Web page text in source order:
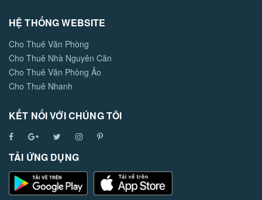
HỆ THỐNG WEBSITE
Cho Thuê Văn Phòng
Cho Thuê Nhà Nguyên Căn
Cho Thuê Văn Phòng Ảo
Cho Thuê Nhanh
KẾT NỐI VỚI CHÚNG TÔI
TẢI ỨNG DỤNG